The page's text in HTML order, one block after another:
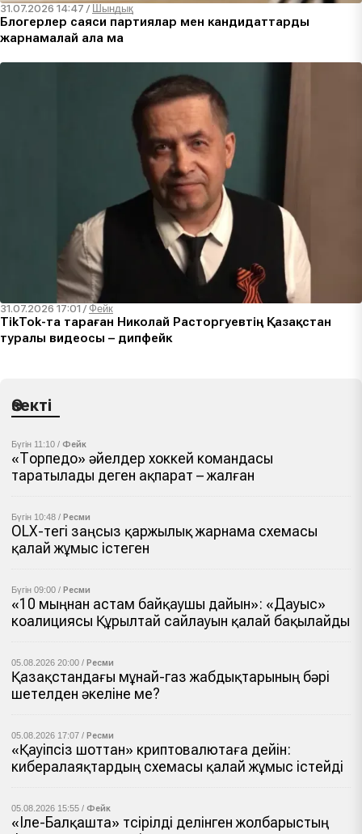
31.07.2026 14:47 / Шындық
Блогерлер саяси партиялар мен кандидаттарды
жарнамалай ала ма
31.07.2026 17:01 /Фейк
TikTok-та тараған Николай Расторгуевтің Қазақстан
туралы видеосы – дипфейк
Өзекті
Бүгін 11:10 / Фейк
«Торпедо» әйелдер хоккей командасы
таратылады деген ақпарат – жалған
Бүгін 10:48 / Ресми
OLX-тегі заңсыз қаржылық жарнама схемасы
қалай жұмыс істеген
Бүгін 09:00 / Ресми
«10 мыңнан астам байқаушы дайын»: «Дауыс»
коалициясы Құрылтай сайлауын қалай бақылайды
05.08.2026 20:00 / Ресми
Қазақстандағы мұнай-газ жабдықтарының бәрі
шетелден әкеліне ме?
05.08.2026 17:07 / Ресми
«Қауіпсіз шоттан» криптовалютаға дейін:
кибералаяқтардың схемасы қалай жұмыс істейді
05.08.2026 15:55 / Фейк
«Іле-Балқашта» түсірілді делінген жолбарыстың